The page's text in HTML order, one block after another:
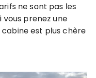
ne sont pas les
prenez une
est plus chère